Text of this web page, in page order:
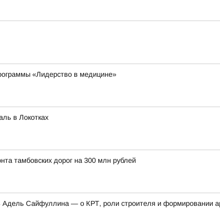
«Лидерство в медицине»
в Локотках
тамбовских дорог на 300 млн рублей
Сайфуллина — о КРТ, роли строителя и формировании